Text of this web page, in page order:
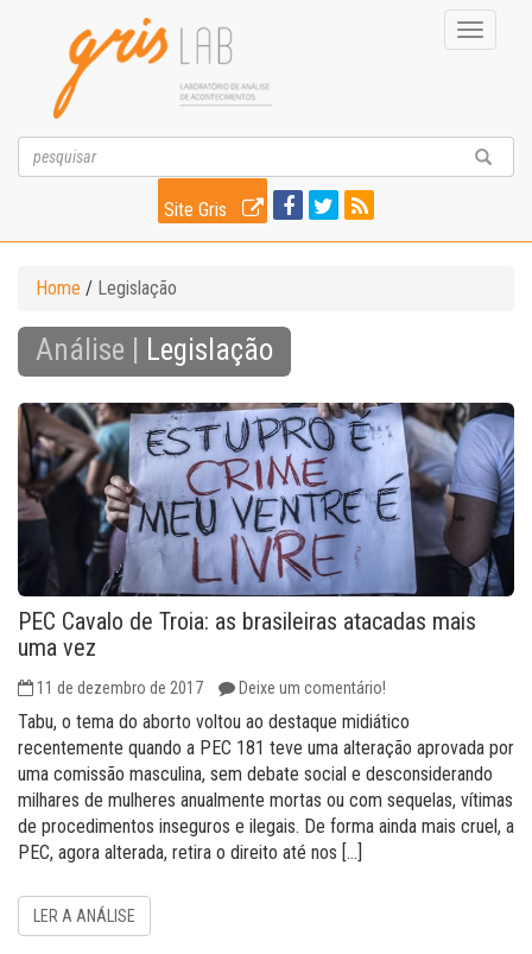
Toggle
Site Gris
Home / Legislação
Análise | Legislação
PEC Cavalo de Troia: as brasileiras atacadas mais
uma vez
11 de dezembro de 2017 Deixe um comentário!
Tabu, o tema do aborto voltou ao destaque midiático
recentemente quando a PEC 181 teve uma alteração aprovada por
uma comissão masculina, sem debate social e desconsiderando
milhares de mulheres anualmente mortas ou com sequelas, vítimas
de procedimentos inseguros e ilegais. De forma ainda mais cruel, a
PEC, agora alterada, retira o direito até nos […]
LER A ANÁLISE